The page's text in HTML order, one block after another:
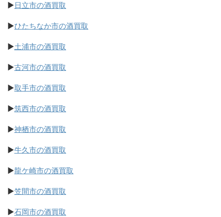
▶日立市の酒買取
▶ひたちなか市の酒買取
▶土浦市の酒買取
▶古河市の酒買取
▶取手市の酒買取
▶筑西市の酒買取
▶神栖市の酒買取
▶牛久市の酒買取
▶龍ケ崎市の酒買取
▶笠間市の酒買取
▶石岡市の酒買取